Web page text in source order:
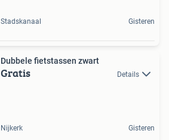
Stadskanaal Gisteren
Dubbele fietstassen zwart
Gratis Details
Nijkerk Gisteren